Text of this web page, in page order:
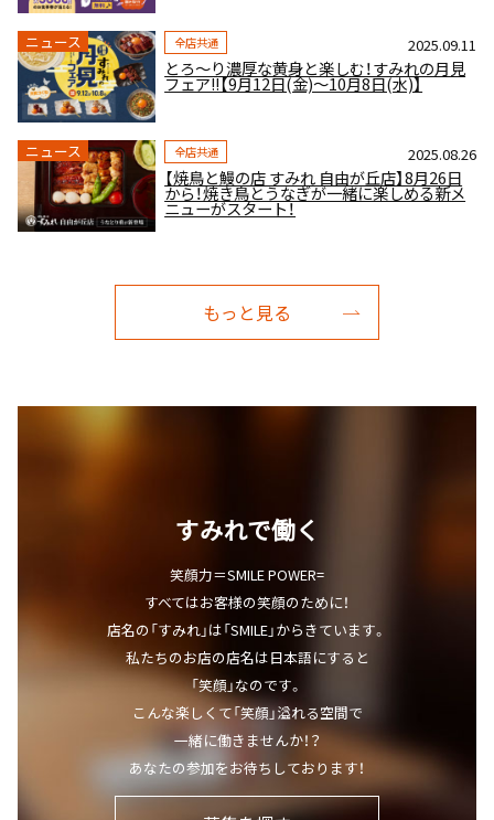
ニュース 全店共通 2025.09.11
とろ～り濃厚な黄身と楽しむ！すみれの月見
フェア!!【9月12日(金)～10月8日(水)】
ニュース 全店共通 2025.08.26
【焼鳥と鰻の店 すみれ 自由が丘店】8月26日
から！焼き鳥とうなぎが一緒に楽しめる新メ
ニューがスタート！
もっと見る
すみれで働く
笑顔力＝SMILE POWER=
すべてはお客様の笑顔のために！
店名の「すみれ」は「SMILE」からきています。
私たちのお店の店名は日本語にすると
「笑顔」なのです。
こんな楽しくて「笑顔」溢れる空間で
一緒に働きませんか！？
あなたの参加をお待ちしております！